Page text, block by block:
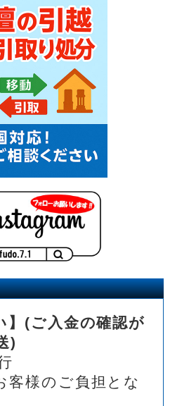
】(ご入金の確認が
)
客様のご負担とな